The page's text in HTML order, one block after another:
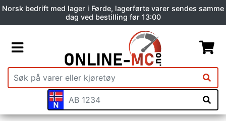
Norsk bedrift med lager i Førde, lagerførte varer sendes samme
dag ved bestilling før 13:00